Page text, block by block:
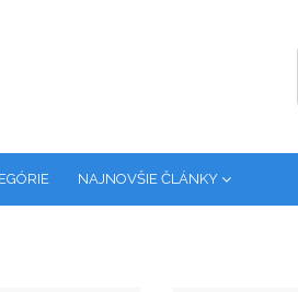
NAJNOVŠIE ČLÁNKY